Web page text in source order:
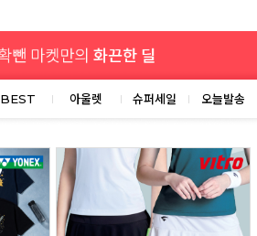
BEST 아울렛 슈퍼세일 오늘발송